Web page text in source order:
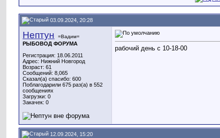
03.09.2024, 20:28
Нептун =Вадим=
РЫБОВОД ФОРУМА
Регистрация: 18.06.2011
Адрес: Нижний Новгород
Возраст: 61
Сообщений: 8,065
Сказал(а) спасибо: 600
Поблагодарили 675 раз(а) в 552
сообщениях
Загрузки: 0
Закачек: 0
рабочий день с 10-18-00
12.09.2024, 15:20